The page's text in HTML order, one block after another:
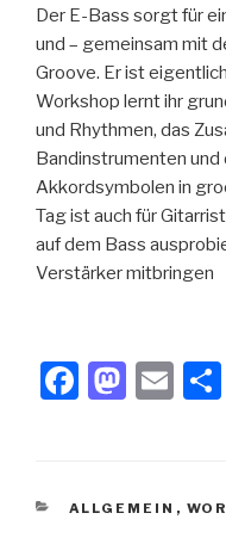
Der E-Bass sorgt für
und – gemeinsam mit
Groove. Er ist
Workshop lernt ihr
und Rhythmen, das
Bandinstrumenten und
Akkordsymbolen in
Tag ist auch für
auf dem Bass
Verstärker mitbringen
F
e
M
o
E
KATEGORIEN
ALLGEMEIN ,